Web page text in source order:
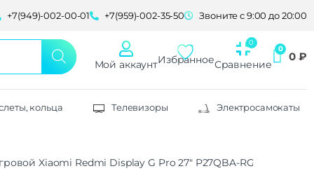
+7(949)-002-00-01 +7(959)-002-35-50 Звоните с 9:00 до 20:00
Мой аккаунтИзбранноеСравнение
0 ₽
кольца Телевизоры Электросамокаты
Xiaomi Redmi Display G Pro 27″ P27QBA-RGP, черный